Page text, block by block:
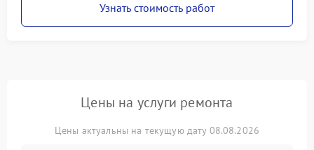
Узнать стоимость работ
Цены на услуги ремонта
Цены актуальны на текущую дату 08.08.2026